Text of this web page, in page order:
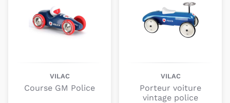
VILAC
Course GM Police
VILAC
Porteur voiture
vintage police